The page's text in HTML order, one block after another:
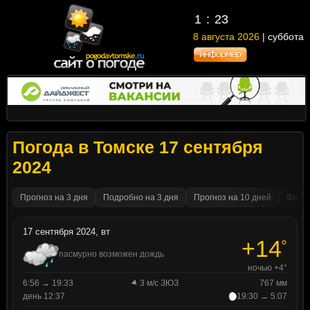
1 : 23
8 августа 2026 | суббота
Погода в Томске 17 сентября
2024
Прогноз на 3 дня Подробно на 3 дня Прогноз на 10 дней
17 сентября 2024, вт
пасмурно возможен дождь +14°
ночью +4°
6:56 → 19:33
3 м/с ЗЮЗ
767 мм
день 12:37
19:30 → 5:07